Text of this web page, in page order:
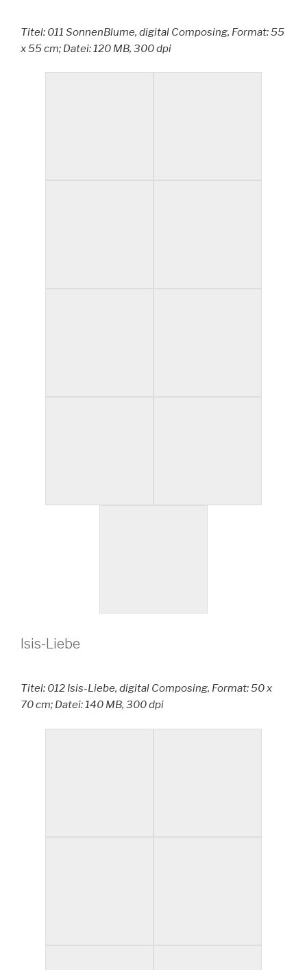
Titel: 011 SonnenBlume, digital Composing, Format: 55
x 55 cm; Datei: 120 MB, 300 dpi
Isis-Liebe
Titel: 012 Isis-Liebe, digital Composing, Format: 50 x
70 cm; Datei: 140 MB, 300 dpi